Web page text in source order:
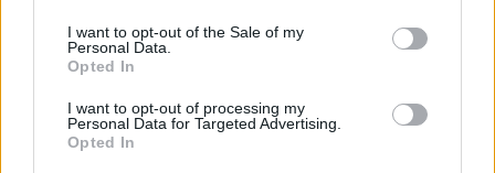
I want to opt-out of the Sale of my
Personal Data.
Opted In
I want to opt-out of processing my
Personal Data for Targeted Advertising.
Opted In
Vitorlavirág – Így lesz gyönyörű